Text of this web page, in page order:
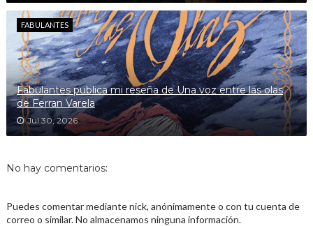
FABULANTES
Fabulantes publica mi reseña de Una voz entre las olas
de Ferran Varela
Jul 30, 2026
No hay comentarios:
Puedes comentar mediante nick, anónimamente o con tu cuenta de
correo o similar. No almacenamos ninguna información.